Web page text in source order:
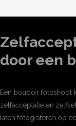
door een
Een boudoir fotoshoot
zelfacceptatie en
laten fotograferen op